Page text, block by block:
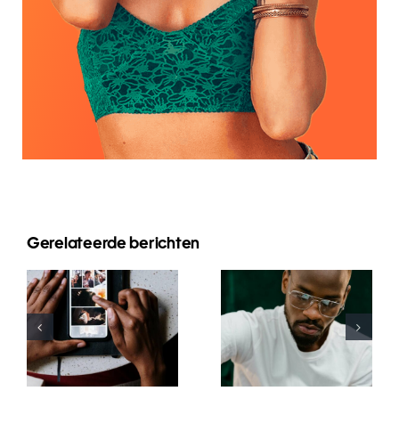
Gerelateerde berichten
Top-Apps
zum
Animieren
von Fotos
für
ansprechende
Top 17 Tipps
zur
Verbesserung
des
Verständnisses
des TikTok-